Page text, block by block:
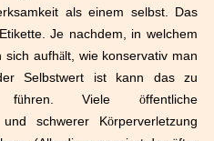
als einem selbst. Das
Je nachdem, in welchem
sich aufhält, wie konservativ man
Selbstwert ist kann das zu
führen. Viele öffentliche
und schwerer Körperverletzung